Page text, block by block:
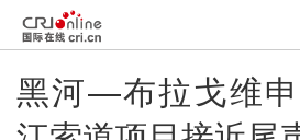
黑河—布拉戈维